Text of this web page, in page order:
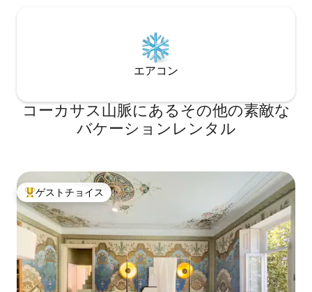
エアコン
コーカサス山脈にあるその他の素敵な
バケーションレンタル
大好評のゲストチョイスです。
ゲストチョイス